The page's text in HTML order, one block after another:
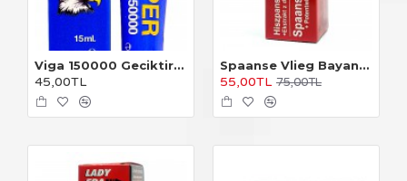
Viga 150000 Geciktirici Krem
45,00TL
Spaanse Vlieg Bayan Damla
55,00TL 75,00TL